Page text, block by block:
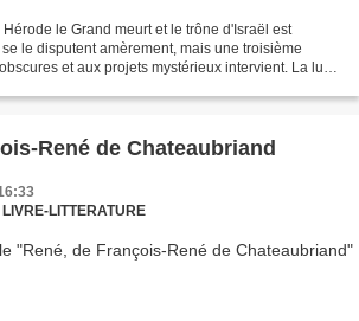
le Grand meurt et le trône d'Israël est
le disputent amèrement, mais une troisième
et aux projets mystérieux intervient. La lutte
René de Chateaubriand
LITTERATURE